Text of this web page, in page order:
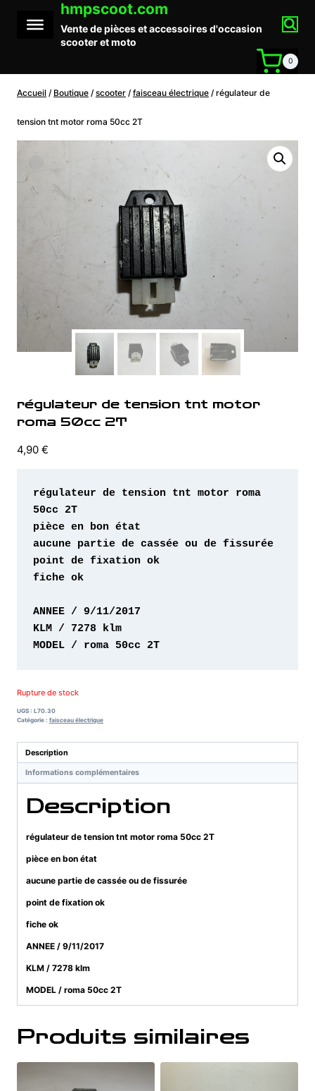
contenu
hmpscoot.com
Vente de pièces et accessoires d'occasion
scooter et moto
0
Accueil / Boutique / scooter / faisceau électrique / régulateur de
tension tnt motor roma 50cc 2T
régulateur de tension tnt motor
roma 50cc 2T
4,90 €
régulateur de tension tnt motor roma
fiche ok
MODEL / roma 50cc 2T
Rupture de stock
UGS : L70.30
Catégorie : faisceau électrique
Description
Informations complémentaires
Description
régulateur de tension tnt motor roma 50cc 2T
pièce en bon état
aucune partie de cassée ou de fissurée
point de fixation ok
fiche ok
ANNEE / 9/11/2017
KLM / 7278 klm
MODEL / roma 50cc 2T
Produits similaires